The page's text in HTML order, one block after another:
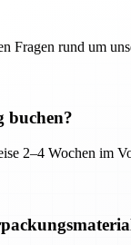
Fragen rund um
buchen?
2–4 Wochen im